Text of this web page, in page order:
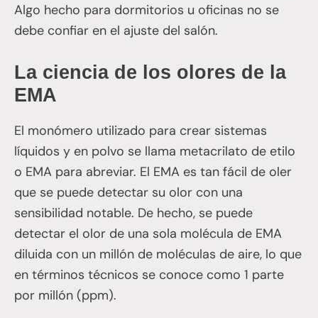
Algo hecho para dormitorios u oficinas no se
debe confiar en el ajuste del salón.
La ciencia de los olores de la
EMA
El monómero utilizado para crear sistemas
líquidos y en polvo se llama metacrilato de etilo
o EMA para abreviar. El EMA es tan fácil de oler
que se puede detectar su olor con una
sensibilidad notable. De hecho, se puede
detectar el olor de una sola molécula de EMA
diluida con un millón de moléculas de aire, lo que
en términos técnicos se conoce como 1 parte
por millón (ppm).